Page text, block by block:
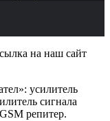
на наш сайт
усилитель
сигнала
репитер.